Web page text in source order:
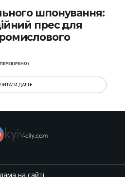
шпонування:
прес для
ЧИТАТИ ДАЛІ
на сайті